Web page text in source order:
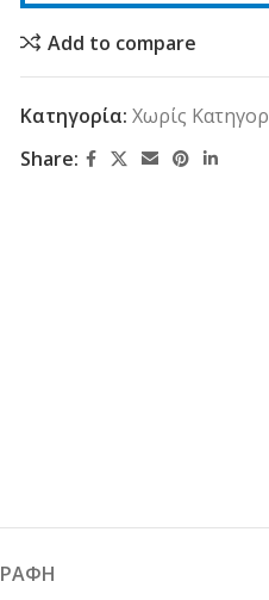
Add to compare
Κατηγορία: Χωρίς
Share: